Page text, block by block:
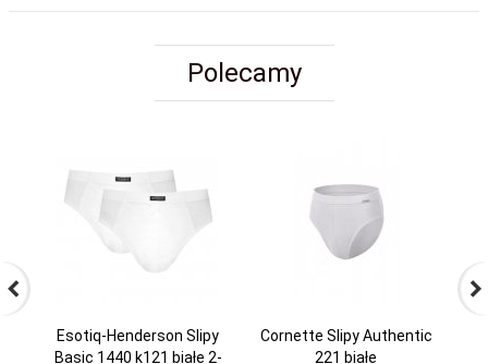
Polecamy
Esotiq-Henderson Slipy
Basic 1440 k121 białe 2-
Cornette Slipy Authentic
221 białe